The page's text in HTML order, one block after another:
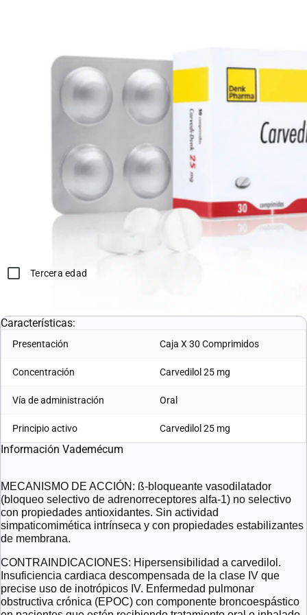
10009836
La dosis inicial es de 12,5 mg, una vez al día, durante los
primeros dos días de tratamiento. Luego, la dosis siguiente
debe ser de 25 mg, una vez al día. Administrar con precaución y
con seguimiento médico.
*Compras con receta médica o tercera edad, deben adjuntar en
el siguiente paso la documentación correspondiente.
Tercera edad
Características:
Presentación Caja X 30 Comprimidos
Concentración Carvedilol 25 mg
Vía de administración Oral
Principio activo Carvedilol 25 mg
Información Vademécum
MECANISMO DE ACCIÓN: ß-bloqueante vasodilatador
(bloqueo selectivo de adrenorreceptores alfa-1) no selectivo
con propiedades antioxidantes. Sin actividad
simpaticomimética intrínseca y con propiedades estabilizantes
de membrana.
CONTRAINDICACIONES: Hipersensibilidad a carvedilol.
Insuficiencia cardiaca descompensada de la clase IV que
precise uso de inotrópicos IV. Enfermedad pulmonar
obstructiva crónica (EPOC) con componente broncoespástico